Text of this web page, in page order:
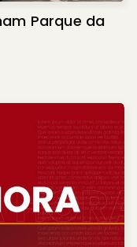
Parque da